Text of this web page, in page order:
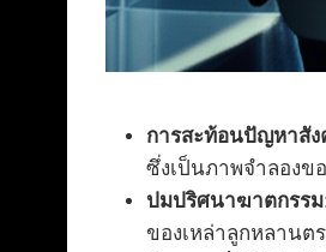
การสะท้อนปัญหาสัง
ซึ่งเป็นภาพจำลองข
ปมปริศนาฆาตกรรม
ของเหล่าลูกหลานต